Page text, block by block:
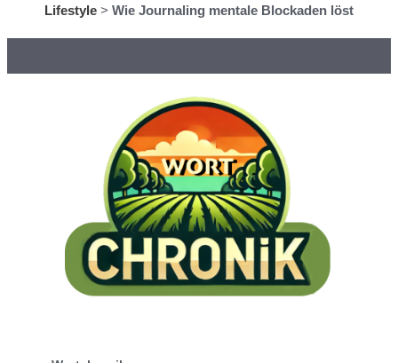
Lifestyle > Wie Journaling mentale Blockaden löst